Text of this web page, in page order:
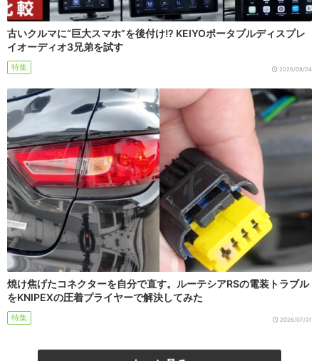
古いクルマに“巨大スマホ”を後付け!? KEIYOポータブルディスプレ
イオーディオ3兄弟を試す
特集 2026/08/04
焼け焦げたコネクターを自分で直す。ルーテシアRSの電装トラブル
をKNIPEXの圧着プライヤーで解決してみた
特集 2026/07/31